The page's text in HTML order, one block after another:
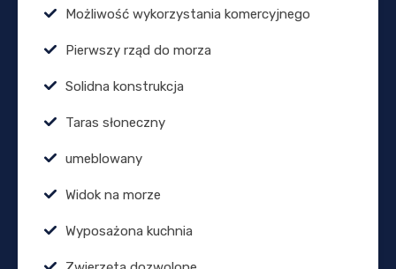
Możliwość wykorzystania komercyjnego
Pierwszy rząd do morza
Solidna konstrukcja
Taras słoneczny
umeblowany
Widok na morze
Wyposażona kuchnia